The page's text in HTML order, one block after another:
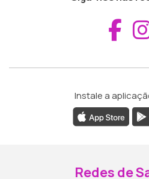
Instale a
Redes de